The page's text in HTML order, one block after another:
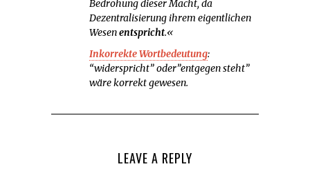
Bedrohung dieser Macht, da
Dezentralisierung ihrem eigentlichen
Wesenentspricht.«
Inkorrekte Wortbedeutung:
“widerspricht” oder”entgegen steht”
wäre korrekt gewesen.
LEAVE A REPLY